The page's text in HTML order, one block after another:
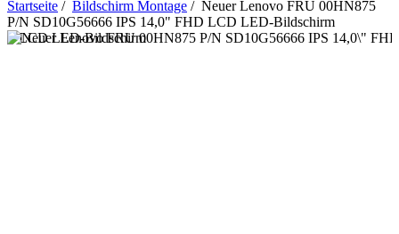
Startseite / Bildschirm Montage / Neuer Lenovo FRU 00HN875
P/N SD10G56666 IPS 14,0" FHD LCD LED-Bildschirm